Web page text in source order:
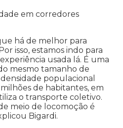
em corredores
há de melhor para
isso, estamos indo para
usada lá. É uma
mesmo tamanho de
populacional
de habitantes, em
o transporte coletivo.
meio de locomoção é
Bigardi.